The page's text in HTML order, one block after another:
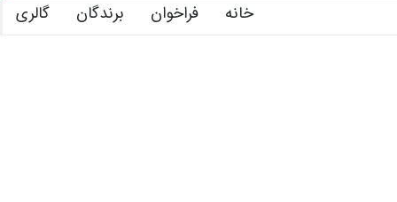
خانه فراخوان برندگان گالری